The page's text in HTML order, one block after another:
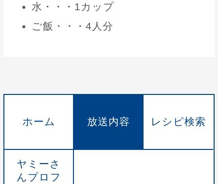
水・・・1カップ
ご飯・・・4人分
ホーム 放送内容 レシピ検索
ヤミーさ
んプロフ